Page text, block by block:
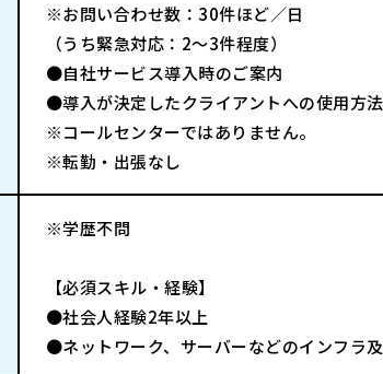
※お問い合わせ数：30件ほど／日
（うち緊急対応：2～3件程度）
●自社サービス導入時のご案内
●導入が決定したクライアントへの使用方
※コールセンターではありません。
※転勤・出張なし
※学歴不問
【必須スキル・経験】
●社会人経験2年以上
●ネットワーク、サーバーなどのインフラ